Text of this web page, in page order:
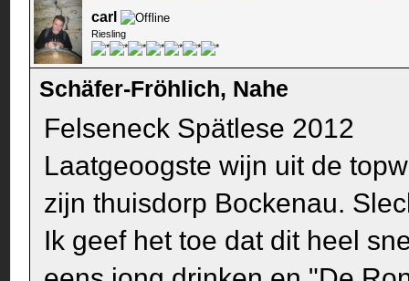
carl
Riesling
Schäfer-Fröhlich, Nahe
Felseneck Spätlese 2012
Laatgeoogste wijn uit de
zijn thuisdorp Bockenau.
Ik geef het toe dat dit heel